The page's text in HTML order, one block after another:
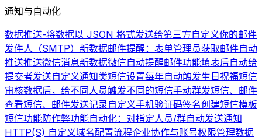
通知与自动化
数据推送-将数据以 JSON 格式发送给第三方自定义你的邮件
发件人（SMTP） 新数据邮件提醒：表单管理员获取邮件自动
推送推送微信消息新数据微信自动提醒邮件功能填表后自动给
提交者发送自定义通知类短信设置每年自动触发生日祝福短信
审核数据后，给不同人员触发不同的短信手动群发短信、邮件
查看短信、邮件发送记录自定义手机验证码签名创建短信模板
短信功能防作弊功能自动化：对指定人员/群自动发送通知
HTTP(S) 自定义域名配置流程企业协作与账号权限管理数据